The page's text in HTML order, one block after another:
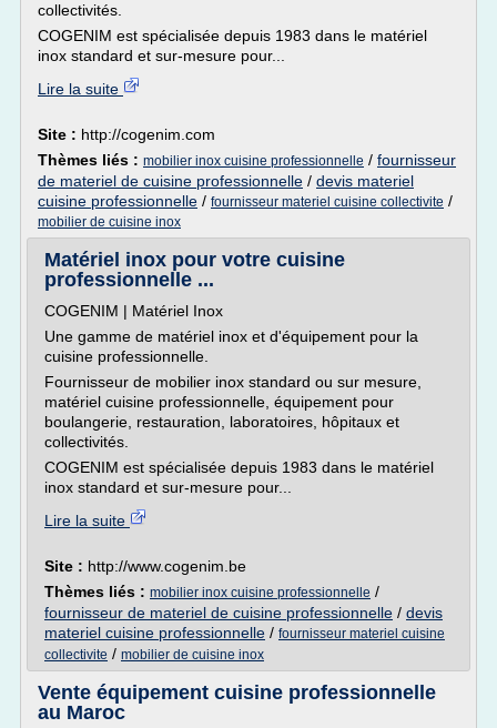
collectivités.
COGENIM est spécialisée depuis 1983 dans le matériel
inox standard et sur-mesure pour...
Lire la suite
Site : http://cogenim.com
Thèmes liés : mobilier inox cuisine professionnelle / fournisseur
de materiel de cuisine professionnelle / devis materiel
cuisine professionnelle / fournisseur materiel cuisine collectivite /
mobilier de cuisine inox
Matériel inox pour votre cuisine
professionnelle ...
COGENIM | Matériel Inox
Une gamme de matériel inox et d'équipement pour la
cuisine professionnelle.
Fournisseur de mobilier inox standard ou sur mesure,
matériel cuisine professionnelle, équipement pour
boulangerie, restauration, laboratoires, hôpitaux et
collectivités.
COGENIM est spécialisée depuis 1983 dans le matériel
inox standard et sur-mesure pour...
Lire la suite
Site : http://www.cogenim.be
Thèmes liés : mobilier inox cuisine professionnelle /
fournisseur de materiel de cuisine professionnelle / devis
materiel cuisine professionnelle / fournisseur materiel cuisine
collectivite / mobilier de cuisine inox
Vente équipement cuisine professionnelle
au Maroc